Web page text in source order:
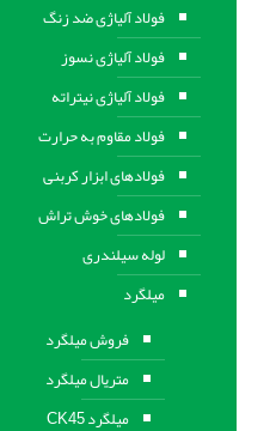
فولاد آلیاژی ضد زنگ
فولاد آلیاژی نسوز
فولاد آلیاژی نیتراته
فولاد مقاوم به حرارت
فولادهای ابزار کربنی
فولادهای خوش تراش
لوله سیلندری
میلگرد
فروش میلگرد
متریال میلگرد
میلگرد CK45